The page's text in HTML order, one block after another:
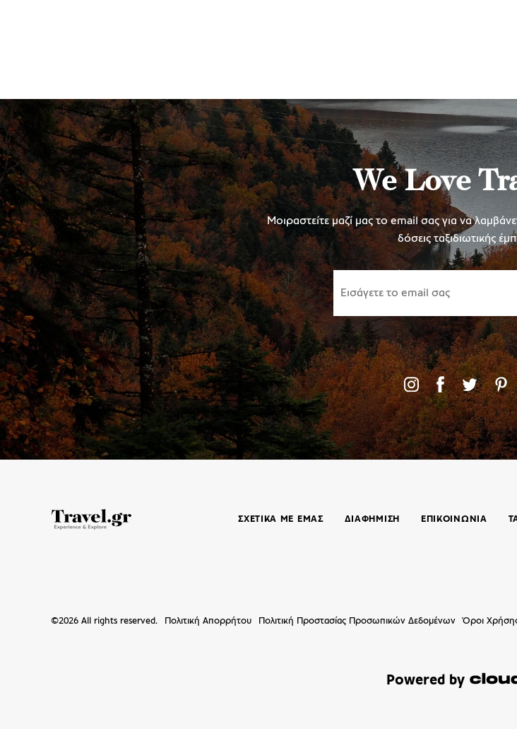
We Love
Μοιραστείτε μαζί μας το email σας για να
δόσεις ταξιδιωτικής
ΣΧΕΤΙΚΑ ΜΕ ΕΜΑΣ ΔΙΑΦΗΜΙΣΗ ΕΠΙΚΟΙΝΩΝΊΑ
©2026 All rights reserved. Πολιτική Απορρήτου Πολιτική Προστασίας Προσωπικών Δεδομένων Όροι
Powered by